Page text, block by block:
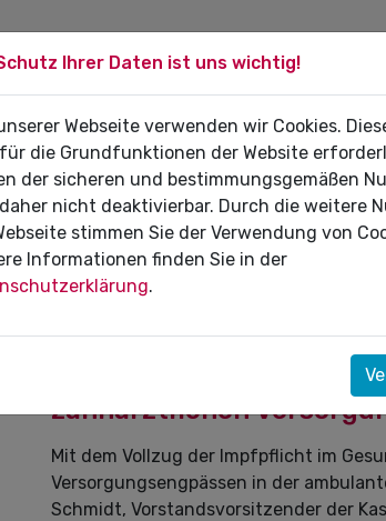
PRAXIS FÜR PATIENTEN
Pressemitteilungen
23.02.2022
KZV und ZÄK warnen
zahnärztlichen
Mit dem Vollzug der Impfpflicht im
Versorgungsengpässen in der
Schmidt, Vorstandsvorsitzender der
Ihrer Daten ist uns wichtig!
Webseite verwenden wir Cookies.
die Grundfunktionen der Website
der sicheren und bestimmungsgemäßen
nicht deaktivierbar. Durch die weitere
stimmen Sie der Verwendung von
Informationen finden Sie in der
.